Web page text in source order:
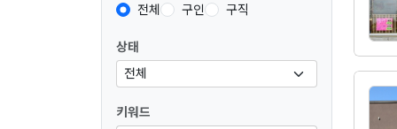
전체
구인 구직
상태
키워드